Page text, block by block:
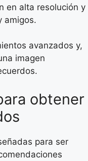
en alta resolución y
amigos.
avanzados y,
imagen
obtener
para ser